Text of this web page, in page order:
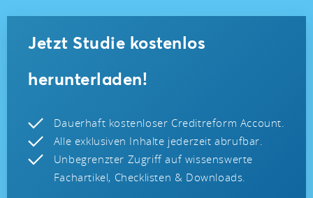
Jetzt Studie kostenlos
herunterladen!
Dauerhaft kostenloser Creditreform Account.
Alle exklusiven Inhalte jederzeit abrufbar.
Unbegrenzter Zugriff auf wissenswerte
Fachartikel, Checklisten & Downloads.